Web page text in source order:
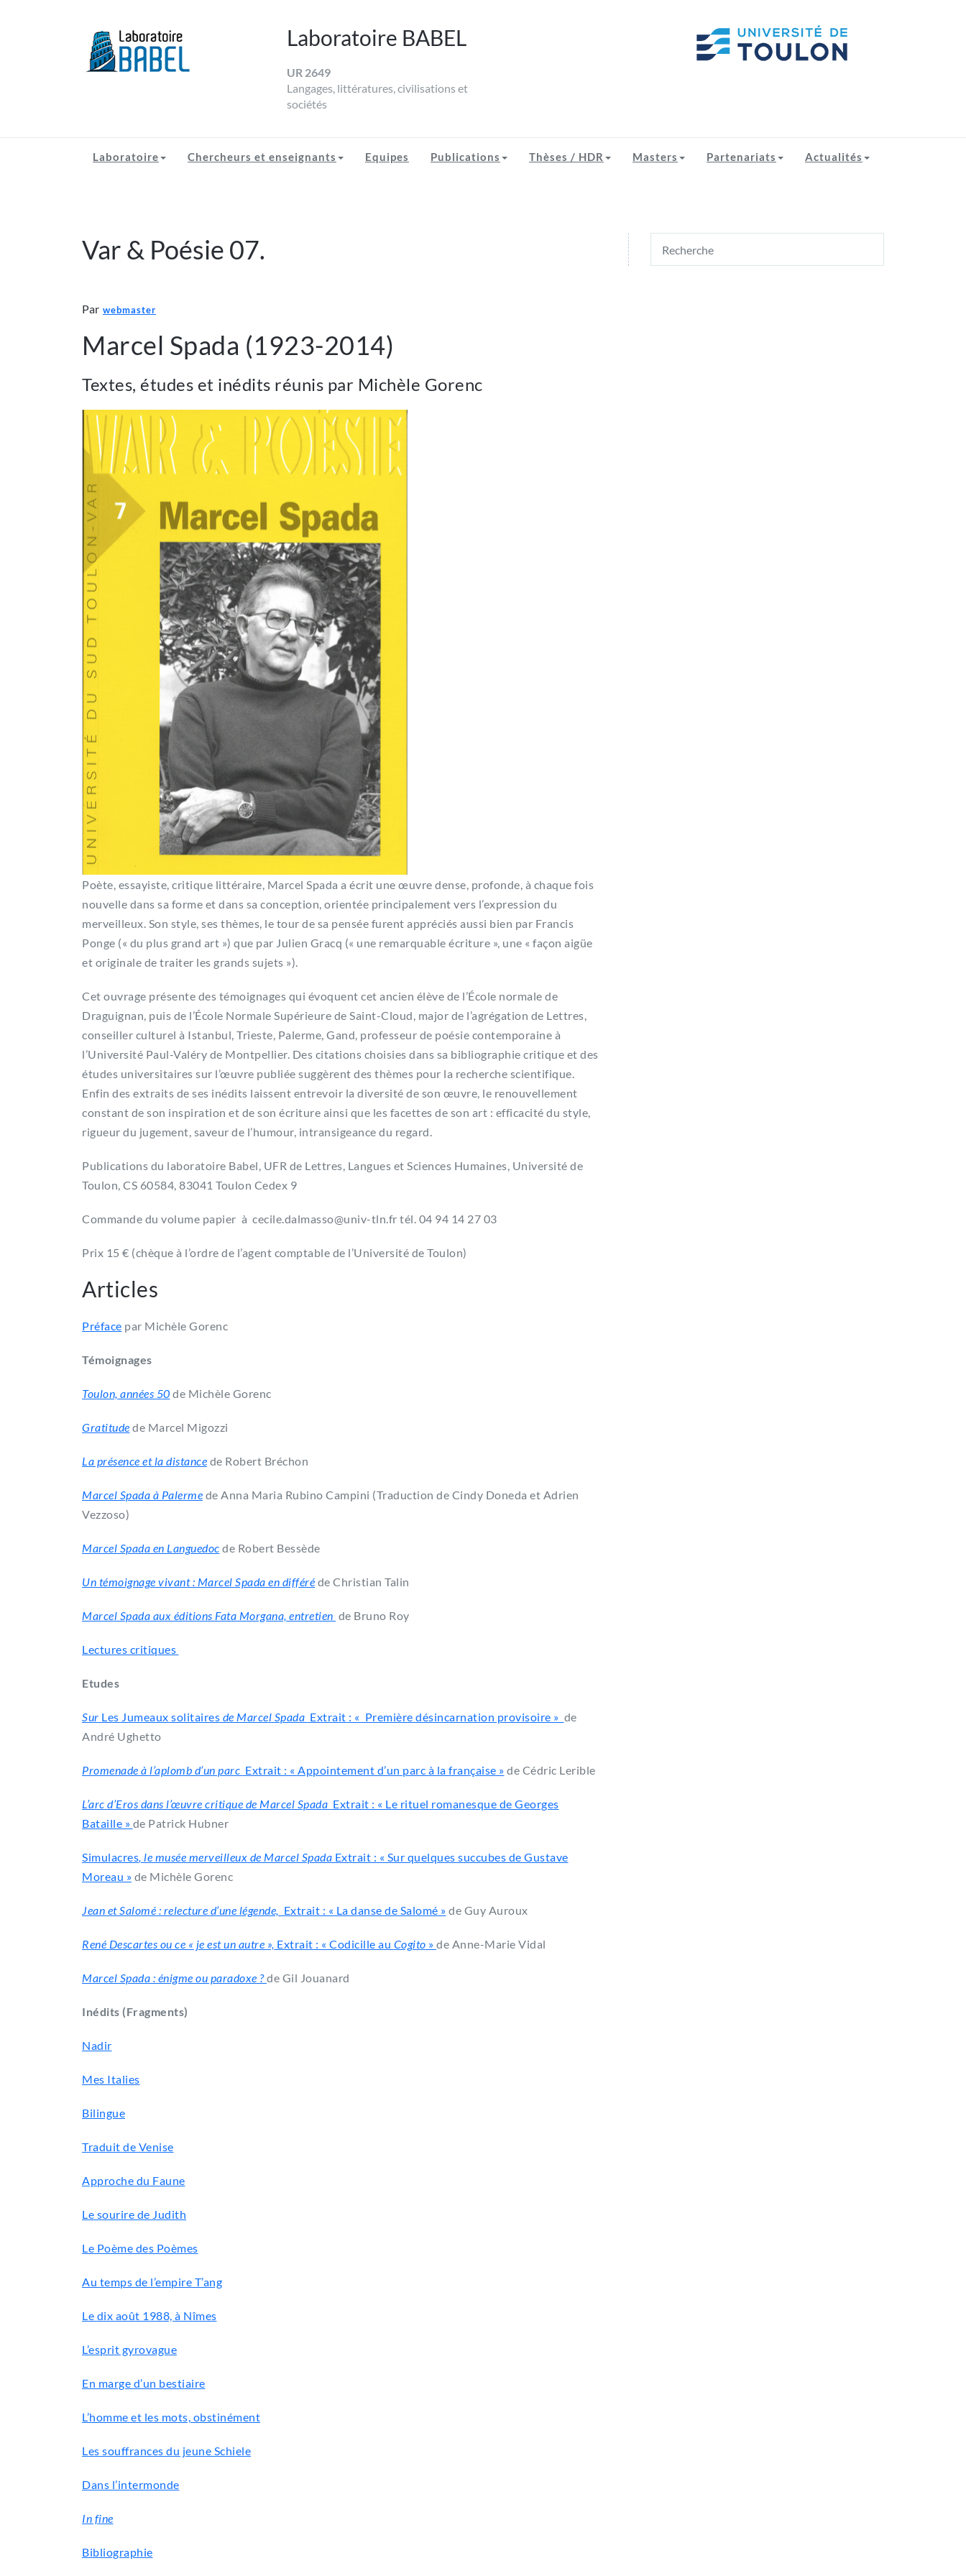
LABORATOIRE BABEL
Laboratoire BABEL
UR 2649
Langages, littératures, civilisations et
sociétés
Laboratoire Chercheurs et enseignants Equipes Publications Thèses / HDR Masters Partenariats Actualités
Var & Poésie 07.
Par webmaster
Marcel Spada (1923-2014)
Textes, études et inédits réunis par Michèle Gorenc
Poète, essayiste, critique littéraire, Marcel Spada a écrit une œuvre dense, profonde, à chaque fois
nouvelle dans sa forme et dans sa conception, orientée principalement vers l’expression du
merveilleux. Son style, ses thèmes, le tour de sa pensée furent appréciés aussi bien par Francis
Ponge (« du plus grand art ») que par Julien Gracq (« une remarquable écriture », une « façon aigüe
et originale de traiter les grands sujets »).
Cet ouvrage présente des témoignages qui évoquent cet ancien élève de l’École normale de
Draguignan, puis de l’École Normale Supérieure de Saint-Cloud, major de l’agrégation de Lettres,
conseiller culturel à Istanbul, Trieste, Palerme, Gand, professeur de poésie contemporaine à
l’Université Paul-Valéry de Montpellier. Des citations choisies dans sa bibliographie critique et des
études universitaires sur l’œuvre publiée suggèrent des thèmes pour la recherche scientifique.
Enfin des extraits de ses inédits laissent entrevoir la diversité de son œuvre, le renouvellement
constant de son inspiration et de son écriture ainsi que les facettes de son art : efficacité du style,
rigueur du jugement, saveur de l’humour, intransigeance du regard.
Publications du laboratoire Babel, UFR de Lettres, Langues et Sciences Humaines, Université de
Toulon, CS 60584, 83041 Toulon Cedex 9
Commande du volume papier à cecile.dalmasso@univ-tln.fr tél. 04 94 14 27 03
Prix 15 € (chèque à l’ordre de l’agent comptable de l’Université de Toulon)
Articles
Préface par Michèle Gorenc
Témoignages
Toulon, années 50 de Michèle Gorenc
Gratitude de Marcel Migozzi
La présence et la distance de Robert Bréchon
Marcel Spada à Palerme de Anna Maria Rubino Campini (Traduction de Cindy Doneda et Adrien
Vezzoso)
Marcel Spada en Languedoc de Robert Bessède
Un témoignage vivant : Marcel Spada en différé de Christian Talin
Marcel Spada aux éditions Fata Morgana, entretien de Bruno Roy
Lectures critiques
Etudes
Sur Les Jumeaux solitaires de Marcel Spada Extrait : « Première désincarnation provisoire » de
André Ughetto
Promenade à l’aplomb d’un parc Extrait : « Appointement d’un parc à la française » de Cédric Lerible
L’arc d’Eros dans l’œuvre critique de Marcel Spada Extrait : « Le rituel romanesque de Georges
Bataille » de Patrick Hubner
Simulacres, le musée merveilleux de Marcel Spada Extrait : « Sur quelques succubes de Gustave
Moreau » de Michèle Gorenc
Jean et Salomé : relecture d’une légende, Extrait : « La danse de Salomé » de Guy Auroux
René Descartes ou ce « je est un autre », Extrait : « Codicille au Cogito » de Anne-Marie Vidal
Marcel Spada : énigme ou paradoxe ?de Gil Jouanard
Inédits (Fragments)
Nadir
Mes Italies
Bilingue
Traduit de Venise
Approche du Faune
Le sourire de Judith
Le Poème des Poèmes
Au temps de l’empire T’ang
Le dix août 1988, à Nîmes
L’esprit gyrovague
En marge d’un bestiaire
L’homme et les mots, obstinément
Les souffrances du jeune Schiele
Dans l’intermonde
In fine
Bibliographie